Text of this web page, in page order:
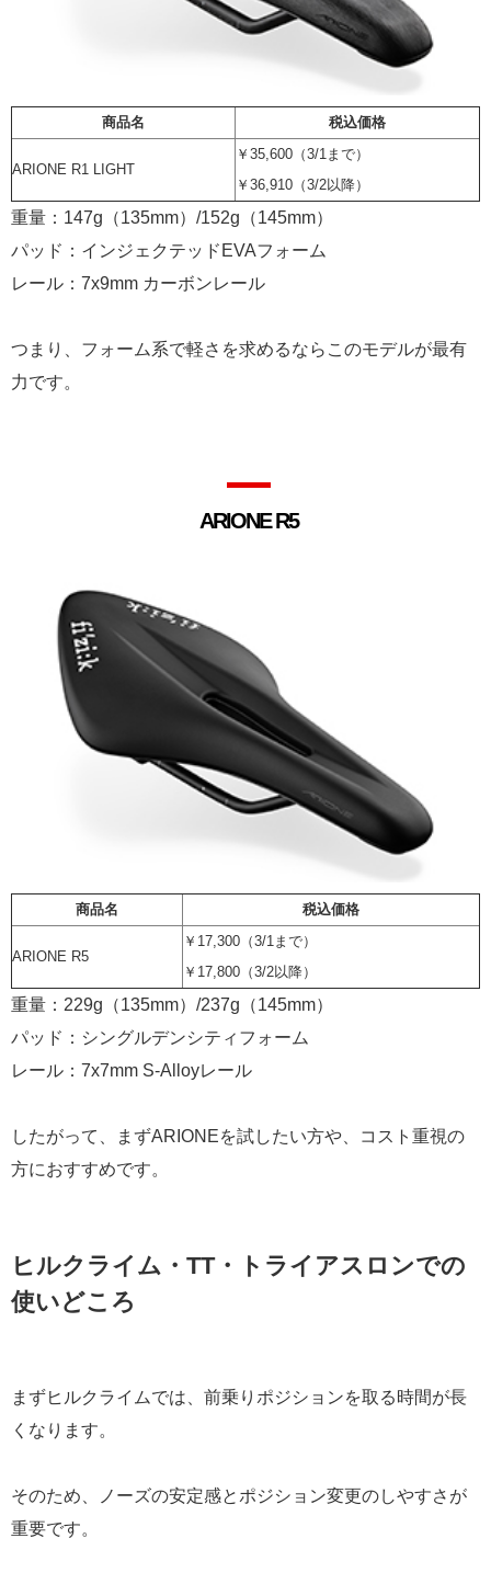
商品名 税込価格
ARIONE R1 LIGHT
￥35,600（3/1まで）
￥36,910（3/2以降）
重量：147g（135mm）/152g（145mm）
パッド：インジェクテッドEVAフォーム
レール：7x9mm カーボンレール
つまり、フォーム系で軽さを求めるならこのモデルが最有
力です。
ARIONE R5
商品名 税込価格
ARIONE R5
￥17,300（3/1まで）
￥17,800（3/2以降）
重量：229g（135mm）/237g（145mm）
パッド：シングルデンシティフォーム
レール：7x7mm S-Alloyレール
したがって、まずARIONEを試したい方や、コスト重視の
方におすすめです。
ヒルクライム・TT・トライアスロンでの
使いどころ
まずヒルクライムでは、前乗りポジションを取る時間が長
くなります。
そのため、ノーズの安定感とポジション変更のしやすさが
重要です。